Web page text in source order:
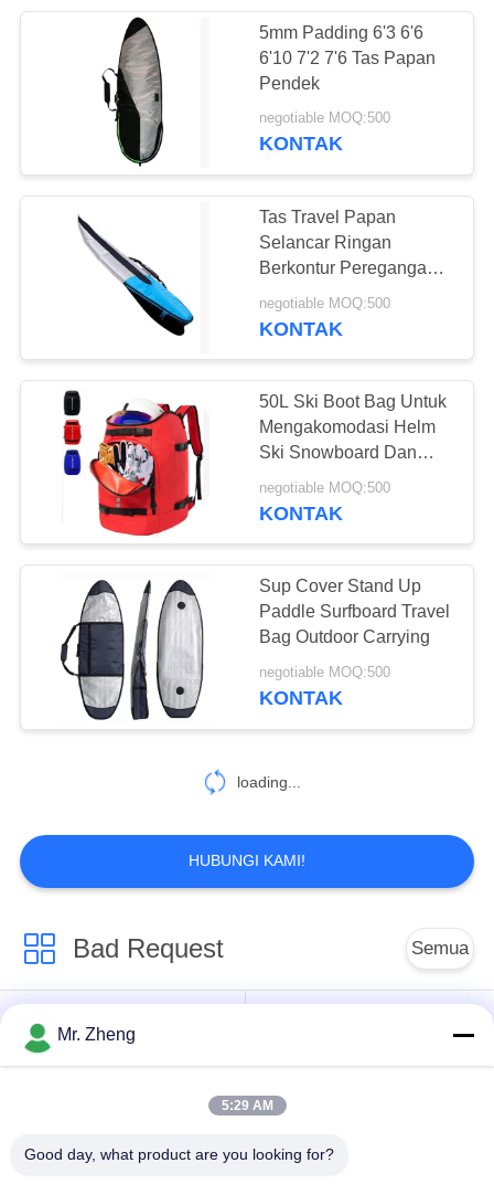
Trail Hiking
Backpack
63
Tas Laptop Kantor
Spunlace Non
Woven Fabric
Tas Sekolah Dasar
170
tas troli wisata
58
5mm Padding 6'3 6'6
6'10 7'2 7'6 Tas Papan
Pendek
negotiable MOQ:500
KONTAK
Tas Travel Papan
Selancar Ringan
Berkontur Peregangan
Fit Tas Shortboard
negotiable MOQ:500
KONTAK
50L Ski Boot Bag Untuk
Mengakomodasi Helm
Ski Snowboard Dan
Aksesorisnya
negotiable MOQ:500
KONTAK
Sup Cover Stand Up
Paddle Surfboard Travel
Bag Outdoor Carrying
negotiable MOQ:500
KONTAK
loading...
HUBUNGI KAMI!
Bad Request Semua
Tas Olahraga Luar
Ruangan
Tas Papan Seluncur
Mr. Zheng
5:29 AM
Good day, what product are you looking for?